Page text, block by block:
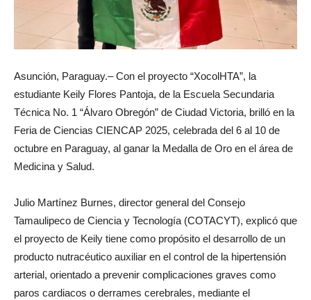
Asunción, Paraguay.– Con el proyecto “XocolHTA”, la
estudiante Keily Flores Pantoja, de la Escuela Secundaria
Técnica No. 1 “Álvaro Obregón” de Ciudad Victoria, brilló en la
Feria de Ciencias CIENCAP 2025, celebrada del 6 al 10 de
octubre en Paraguay, al ganar la Medalla de Oro en el área de
Medicina y Salud.
Julio Martínez Burnes, director general del Consejo
Tamaulipeco de Ciencia y Tecnología (COTACYT), explicó que
el proyecto de Keily tiene como propósito el desarrollo de un
producto nutracéutico auxiliar en el control de la hipertensión
arterial, orientado a prevenir complicaciones graves como
paros cardiacos o derrames cerebrales, mediante el